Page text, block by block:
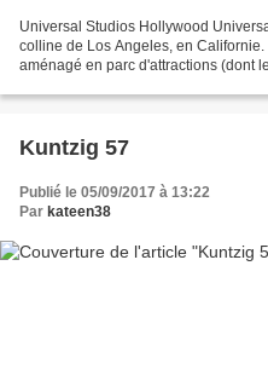
Universal Studios Hollywood
colline de Los Angeles, en
aménagé en parc d'attractions (dont
Kuntzig 57
Publié le 05/09/2017 à 13:22
Par kateen38